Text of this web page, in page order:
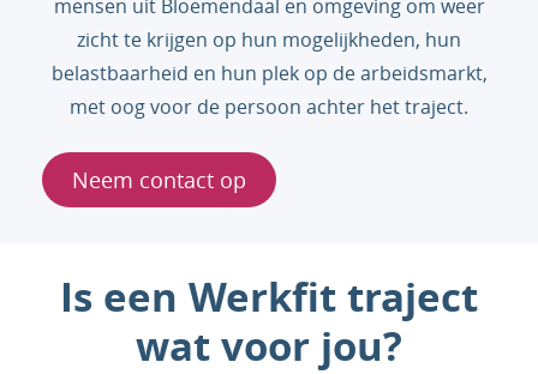
mensen uit Bloemendaal en omgeving om weer
zicht te krijgen op hun mogelijkheden, hun
belastbaarheid en hun plek op de arbeidsmarkt,
met oog voor de persoon achter het traject.
Neem contact op
Is een Werkfit traject
wat voor jou?